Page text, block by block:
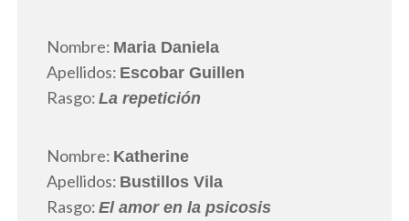
Nombre: Maria Daniela
Apellidos: Escobar Guillen
Rasgo: La repetición
Nombre: Katherine
Apellidos: Bustillos Vila
Rasgo: El amor en la psicosis